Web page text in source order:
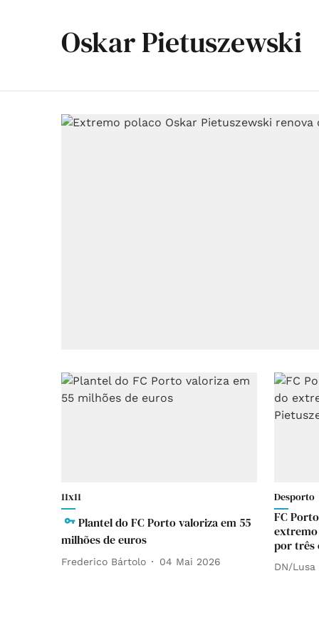
Oskar Pietuszewski
11x11
Plantel do FC Porto valoriza em 55
milhões de euros
Frederico Bártolo 04 Mai 2026
Desporto
FC
extremo
por três
DN/Lusa